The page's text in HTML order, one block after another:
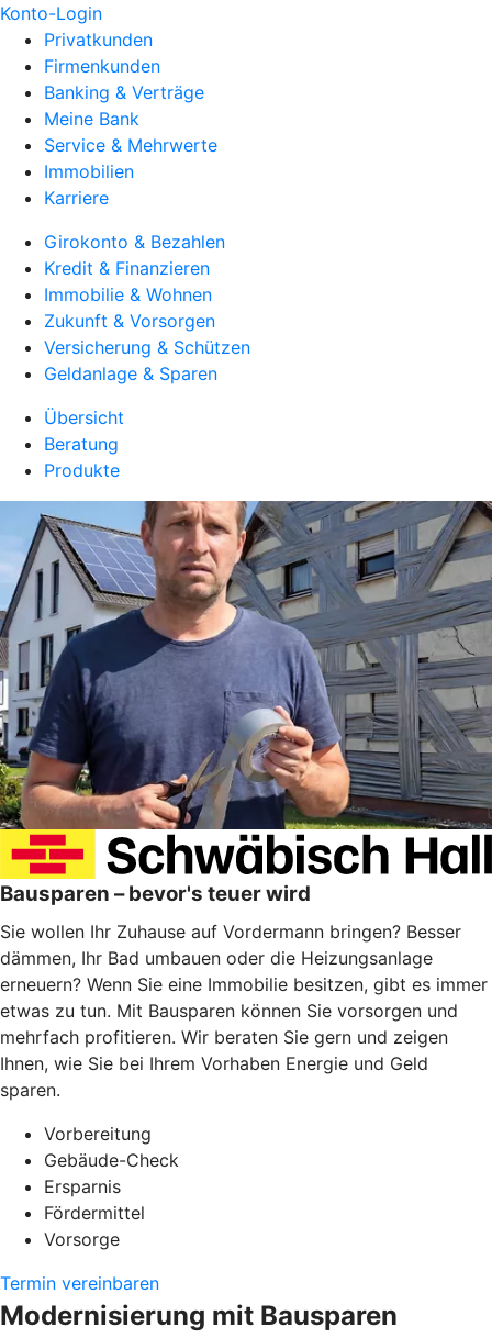
Konto-Login
Privatkunden
Firmenkunden
Banking & Verträge
Meine Bank
Service & Mehrwerte
Immobilien
Karriere
Girokonto & Bezahlen
Kredit & Finanzieren
Immobilie & Wohnen
Zukunft & Vorsorgen
Versicherung & Schützen
Geldanlage & Sparen
Übersicht
Beratung
Produkte
Bausparen – bevor's teuer wird
Sie wollen Ihr Zuhause auf Vordermann bringen? Besser
dämmen, Ihr Bad umbauen oder die Heizungsanlage
erneuern? Wenn Sie eine Immobilie besitzen, gibt es immer
etwas zu tun. Mit Bausparen können Sie vorsorgen und
mehrfach profitieren. Wir beraten Sie gern und zeigen
Ihnen, wie Sie bei Ihrem Vorhaben Energie und Geld
sparen.
Vorbereitung
Gebäude-Check
Ersparnis
Fördermittel
Vorsorge
Termin vereinbaren
Modernisierung mit Bausparen